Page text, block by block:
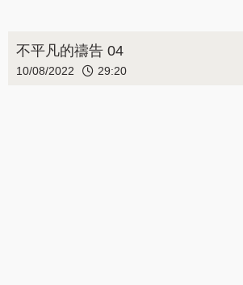
不平凡的禱告 04
10/08/2022 29:20